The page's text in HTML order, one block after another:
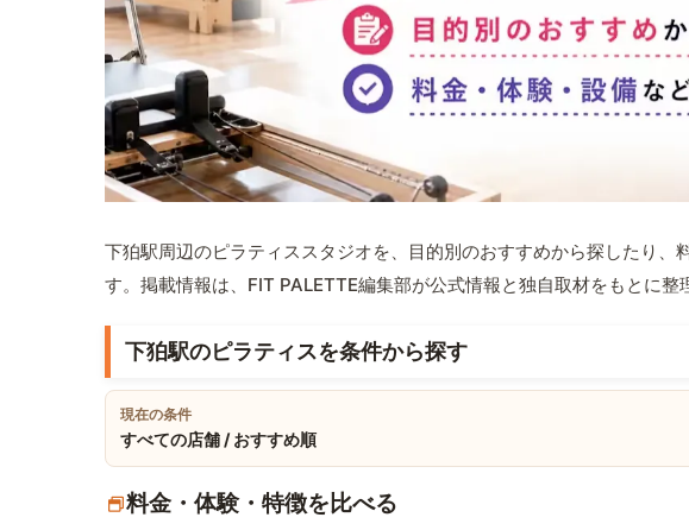
下狛駅周辺のピラティススタジオを、目的別のおすすめから探したり、
す。掲載情報は、FIT PALETTE編集部が公式情報と独自取材をもとに整
下狛駅のピラティスを条件から探す
現在の条件
すべての店舗 / おすすめ順
料金・体験・特徴を比べる